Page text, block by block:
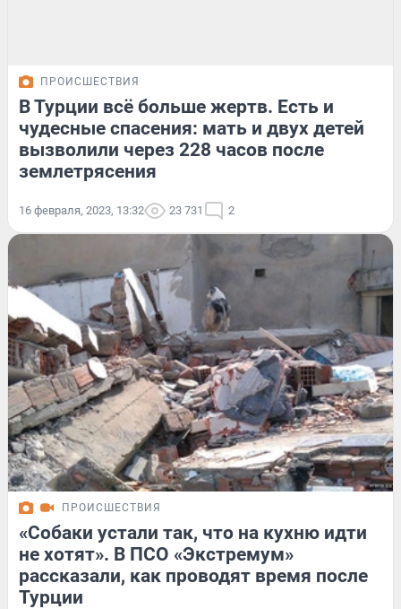
ПРОИСШЕСТВИЯ
В Турции всё больше жертв. Есть и
чудесные спасения: мать и двух детей
вызволили через 228 часов после
землетрясения
16 февраля, 2023, 13:32 23 731 2
ПРОИСШЕСТВИЯ
«Собаки устали так, что на кухню идти
не хотят». В ПСО «Экстремум»
рассказали, как проводят время после
Турции